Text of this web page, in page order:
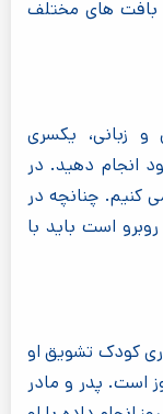
بافت های مختلف
و زبانی، یکسری
انجام دهید. در
کنیم. چنانچه در
است باید با
کودک تشویق او
است. پدر و مادر